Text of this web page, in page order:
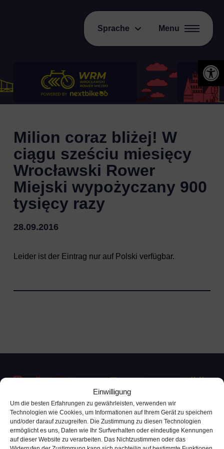
Einwilligung
Um die besten Erfahrungen zu gewährleisten, verwenden wir
Technologien wie Cookies, um Informationen auf Ihrem Gerät zu speichern
und/oder darauf zuzugreifen. Die Zustimmung zu diesen Technologien
ermöglicht es uns, Daten wie Ihr Surfverhalten oder eindeutige Kennungen
auf dieser Website zu verarbeiten. Das Nichtzustimmen oder das
Sprache Menu
Milion coraz bliżej! W
ciągu sześciu miesięcy
Wrocławski Rower
Miejski wypożyczany 900
tysięcy razy
28.09.2016
Leider ist der Eintrag nur auf Polski verfügbar.
Kontakt Kundenservice